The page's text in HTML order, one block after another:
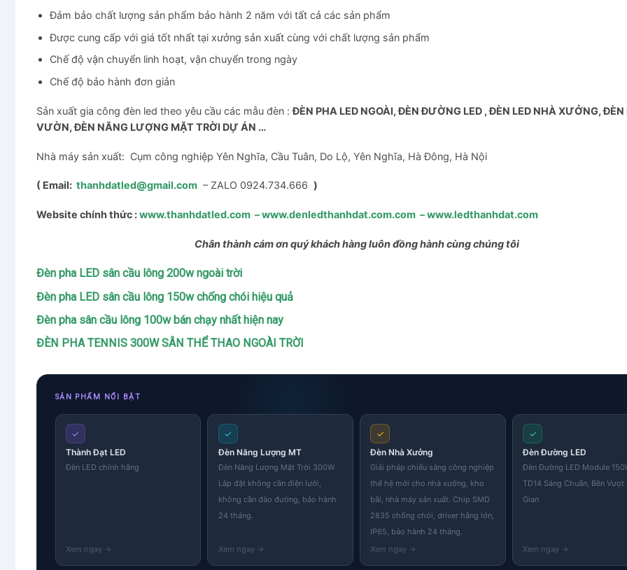
Đảm bảo chất lượng sản phẩm bảo hành 2 năm với tất cả các sản phẩm
Được cung cấp với giá tốt nhất tại xưởng sản xuất cùng với chất lượng sản phẩm
Chế độ vận chuyển linh hoạt, vận chuyển trong ngày
Chế độ bảo hành đơn giản
Sản xuất gia công đèn led theo yêu cầu các mẫu đèn :ĐÈN PHA LED NGOÀI, ĐÈN ĐƯỜNG LED , ĐÈN LED NHÀ XƯỞNG, ĐÈN
VƯỜN, ĐÈN NĂNG LƯỢNG MẶT TRỜI DỰ ÁN …
Nhà máy sản xuất: Cụm công nghiệp Yên Nghĩa, Cầu Tuân, Do Lộ, Yên Nghĩa, Hà Đông, Hà Nội
( Email: thanhdatled@gmail.com – ZALO 0924.734.666 )
Website chính thức :www.thanhdatled.com –www.denledthanhdat.com.com –www.ledthanhdat.com
Chân thành cám ơn quý khách hàng luôn đồng hành cùng chúng tôi
Đèn pha LED sân cầu lông 200w ngoài trời
Đèn pha LED sân cầu lông 150w chống chói hiệu quả
Đèn pha sân cầu lông 100w bán chạy nhất hiện nay
ĐÈN PHA TENNIS 300W SÂN THỂ THAO NGOÀI TRỜI
SẢN PHẨM NỔI BẬT
✓
Thành Đạt LED
Đèn LED chính hãng
✓
Đèn Năng Lượng MT
Đèn Năng Lượng Mặt Trời 300W
Lắp đặt không cần điện lưới,
không cần đào đường, bảo hành
24 tháng.
✓
Đèn Nhà Xưởng
Giải pháp chiếu sáng công nghiệp
thế hệ mới cho nhà xưởng, kho
bãi, nhà máy sản xuất. Chip SMD
2835 chống chói, driver hãng lớn,
IP65, bảo hành 24 tháng.
✓
Đèn Đường LED
Đèn Đường LED Module
TD14 Sáng Chuẩn, Bền Vượt
Gian